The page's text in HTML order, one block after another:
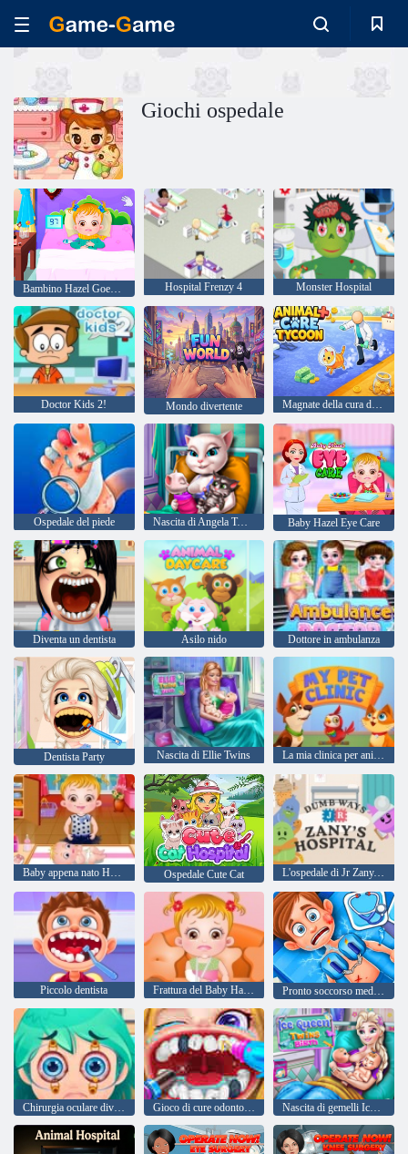
Giochi ospedale
Bambino Hazel Goes Malato Hospital Frenzy 4 Monster Hospital
Doctor Kids 2! Mondo divertente Magnate della cura degli animali
Ospedale del piede Nascita di Angela Twins Baby Hazel Eye Care
Diventa un dentista Asilo nido Dottore in ambulanza
Dentista Party Nascita di Ellie Twins La mia clinica per animali domestici
Baby appena nato Hazel vaccinazione Ospedale Cute Cat L'ospedale di Jr Zany, stupido per i modi
Piccolo dentista Frattura del Baby Hazel mano Pronto soccorso medico ospedaliero
Chirurgia oculare divertente Gioco di cure odontoiatriche Nascita di gemelli Ice Queen